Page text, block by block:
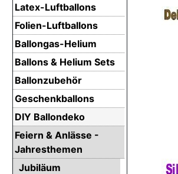
Latex-Luftballons
Folien-Luftballons
Ballongas-Helium
Ballons & Helium Sets
Ballonzubehör
Geschenkballons
DIY Ballondeko
Feiern & Anlässe -
Jahresthemen
Jubiläum